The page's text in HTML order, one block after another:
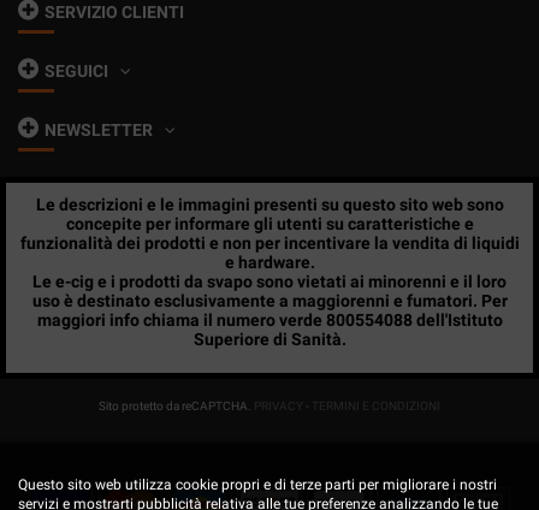
SERVIZIO CLIENTI
Questo sito web utilizza cookie propri e di terze parti per migliorare i nostri
servizi e mostrarti pubblicità relativa alle tue preferenze analizzando le tue
SEGUICI
NEWSLETTER
Le descrizioni e le immagini presenti su questo sito web sono
concepite per informare gli utenti su caratteristiche e
funzionalità dei prodotti e non per incentivare la vendita di liquidi
e hardware.
Le e-cig e i prodotti da svapo sono vietati ai minorenni e il loro
uso è destinato esclusivamente a maggiorenni e fumatori. Per
maggiori info chiama il numero verde 800554088 dell'Istituto
Superiore di Sanità.
Sito protetto da reCAPTCHA. PRIVACY TERMINI E CONDIZIONI